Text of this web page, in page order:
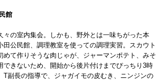
館
々の室内集会。しかも、野外とは一味ちがった本
公民館、調理教室を使っての調理実習。スカウト
めて作りそうな肉じゃが、ジャーマンポテト、みそ
できないため、開始から後片付けまでぴっちり3時
T副長の指導で、ジャガイモの皮むき、ニンジンの